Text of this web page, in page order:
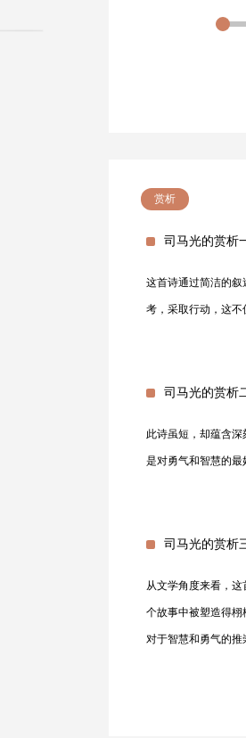
赏析
司马光的赏析
这首诗通过简洁的
考，采取行动，这不
司马光的赏析
此诗虽短，却蕴含
是对勇气和智慧的最
司马光的赏析
从文学角度来看，
个故事中被塑造得
对于智慧和勇气的推